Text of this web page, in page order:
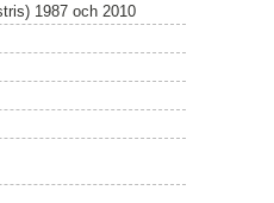
1987 och 2010